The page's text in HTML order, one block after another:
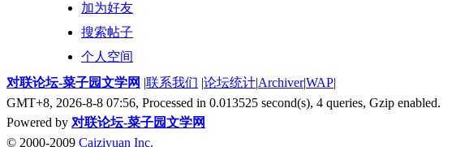
加为好友
搜索帖子
个人空间
对联论坛-菜子园文学网 |联系我们 |论坛统计|Archiver|WAP|
GMT+8, 2026-8-8 07:56, Processed in 0.013525 second(s), 4 queries, Gzip enabled.
Powered by 对联论坛-菜子园文学网
© 2000-2009 Caiziyuan Inc.